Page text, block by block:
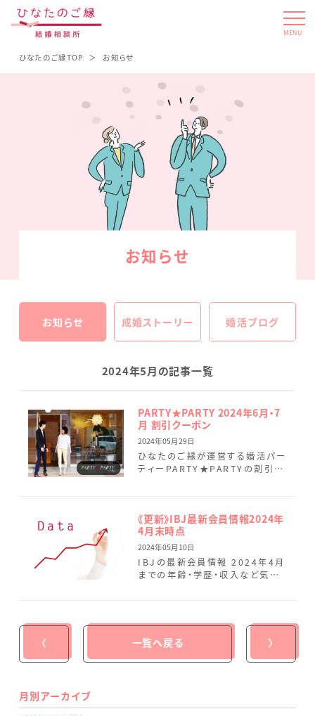
MENU
ひなたのご縁TOP お知らせ
お知らせ
お知らせ 成婚ストーリー 婚活ブログ
2024年5月の記事一覧
PARTY★PARTY 2024年6月・7
月 割引クーポン
2024年05月29日
ひなたのご縁が運営する婚活パー
ティーPARTY★PARTYの割引ク
《更新》IBJ最新会員情報2024年
4月末時点
2024年05月10日
IBJの最新会員情報 2024年4月
までの年齢・学歴・収入など気に
〈 一覧へ戻る 〉
月別アーカイブ